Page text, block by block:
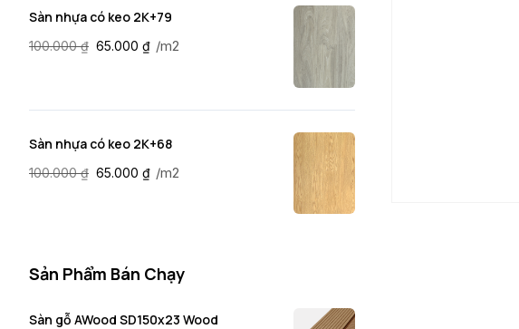
Sàn nhựa có keo 2K+79
100.000₫ 65.000 ₫ /m2
Sàn nhựa có keo 2K+68
100.000₫ 65.000 ₫ /m2
Sản Phẩm Bán Chạy
Sàn gỗ AWood SD150x23 Wood